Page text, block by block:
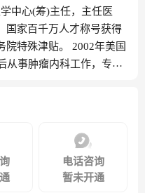
中心(筹)主任，主任医
国家百千万人才称号获得
贴。 2002年美国
从事肿瘤内科工作，专业
多项国家自然科学基金
域“ESI” 高被引论文。
释
国肿瘤营养治疗指南》，
。任中国抗癌协会肿瘤
电话咨询
暂未开通